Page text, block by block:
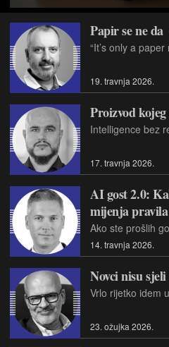
Papir se ne da
19. travnja 2026.
Proizvod
17. travnja 2026.
AI gost 2.0:
mijenja
14. travnja 2026.
Novci nisu sjeli
23. ožujka 2026.